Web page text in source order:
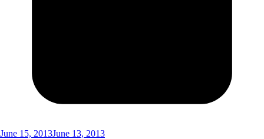
June 15, 2013June 13, 2013